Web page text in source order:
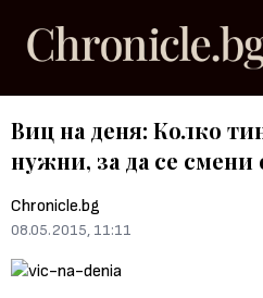
Виц на деня: Колко
нужни, за да се смени
Chronicle.bg
08.05.2015, 11:11